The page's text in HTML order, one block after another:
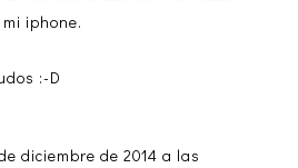
iphone.
:-D
diciembre de 2014 a las